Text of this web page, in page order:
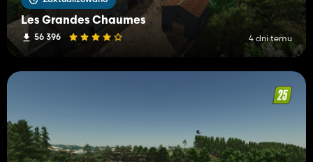
Les Grandes Chaumes
56 396 4 dni temu